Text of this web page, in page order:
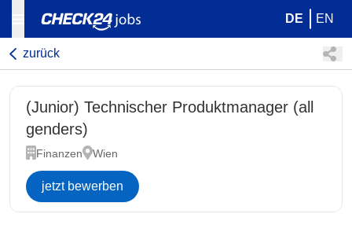
DE EN
zurück
(Junior) Technischer Produktmanager (all
genders)
Finanzen Wien
jetzt bewerben